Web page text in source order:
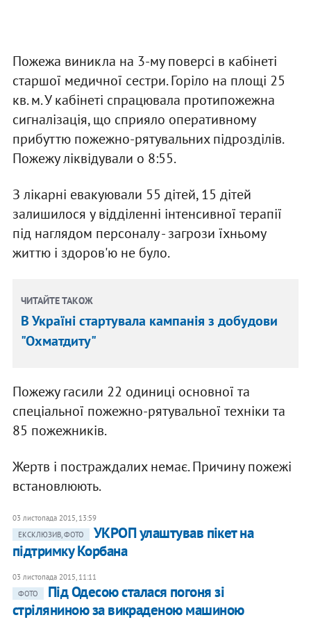
Пожежа виникла на 3-му поверсі в кабінеті
старшої медичної сестри. Горіло на площі 25
кв. м. У кабінеті спрацювала протипожежна
сигналізація, що сприяло оперативному
прибуттю пожежно-рятувальних підрозділів.
Пожежу ліквідували о 8:55.
З лікарні евакуювали 55 дітей, 15 дітей
залишилося у відділенні інтенсивної терапії
під наглядом персоналу - загрози їхньому
життю і здоров'ю не було.
ЧИТАЙТЕ ТАКОЖ
В Україні стартувала кампанія з добудови
"Охматдиту"
Пожежу гасили 22 одиниці основної та
спеціальної пожежно-рятувальної техніки та
85 пожежників.
Жертв і постраждалих немає. Причину пожежі
встановлюють.
03 листопада 2015, 13:59
ЕКСКЛЮЗИВ, ФОТО
УКРОП улаштував пікет на
підтримку Корбана
03 листопада 2015, 11:11
ФОТО
Під Одесою сталася погоня зі
стріляниною за викраденою машиною